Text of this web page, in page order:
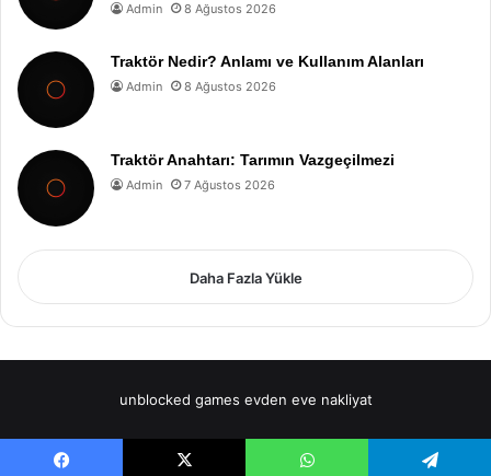
Admin 8 Ağustos 2026
Traktör Nedir? Anlamı ve Kullanım Alanları
Admin 8 Ağustos 2026
Traktör Anahtarı: Tarımın Vazgeçilmezi
Admin 7 Ağustos 2026
Daha Fazla Yükle
unblocked games evden eve nakliyat